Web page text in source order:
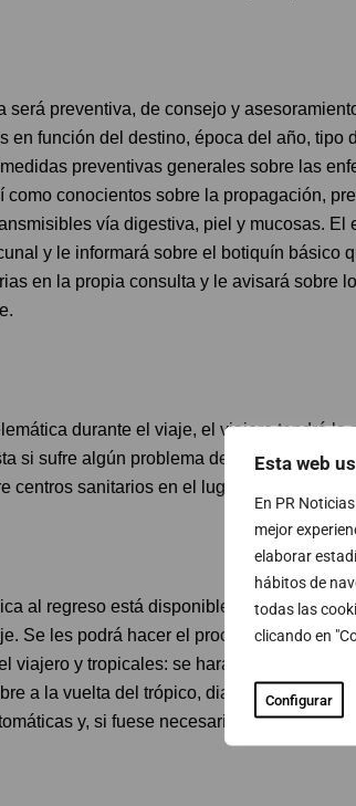
Esta web
En PR
mejor
elaborar
hábitos de
todas las
clicando en
Configurar
será preventiva, de consejo y
en función del destino, época del año, tipo
preventivas generales sobre las
como conocientos sobre la propagación,
vía digestiva, piel y mucosas.
y le informará sobre el botiquín básico
en la propia consulta y le avisará sobre
durante el viaje, el viajero tendrá
si sufre algún problema de salud, ya sea
centros sanitarios en el lugar de destino.
al regreso está disponible para aquellos
Se les podrá hacer el proceso diagnóstico
viajero y tropicales: se hará una
a la vuelta del trópico, diarrea del
y, si fuese necesario, se procederá